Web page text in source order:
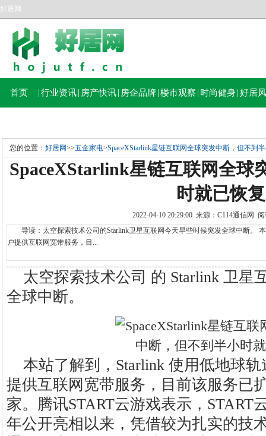
好居网
首页 行业资讯 房产快讯 房企品牌 楼市观察 时尚健身 好居
您的位置： 好居网>>五金家电>SpaceXStarlink星链互联网全球突发中断，但不到
SpaceXStarlink星链互联网全球
时就已恢复
2022-04-10 20:29:00 来源：C114通信网
导读：太空探索技术公司的Starlink卫星互联网今天早些时候突发全球中断。
户提供互联网宽带服务，目...
太空探索技术公司 的 Starlink 卫星
全球中断。
本站了解到，Starlink 使用低地球
提供互联网宽带服务，目前该服务已
家。腾讯START云游戏表示，START
年公开亮相以来，凭借较为扎实的技